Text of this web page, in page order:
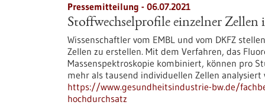
Pressemitteilung - 06.07.2021
Stoffwechselprofile einzelner
Wissenschaftler vom EMBL und vom DKFZ
Zellen zu erstellen. Mit dem Verfahren, das
Massenspektroskopie kombiniert, können pro
mehr als tausend individuellen Zellen analysiert
https://www.gesundheitsindustrie-bw.de/
hochdurchsatz